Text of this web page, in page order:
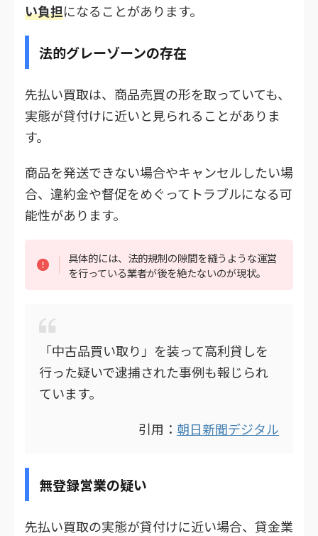
い負担になることがあります。
法的グレーゾーンの存在
先払い買取は、商品売買の形を取っていても、
実態が貸付けに近いと見られることがありま
す。
商品を発送できない場合やキャンセルしたい場
合、違約金や督促をめぐってトラブルになる可
能性があります。
具体的には、法的規制の隙間を縫うような運営
を行っている業者が後を絶たないのが現状。
「中古品買い取り」を装って高利貸しを
行った疑いで逮捕された事例も報じられ
ています。
引用： 朝日新聞デジタル
無登録営業の疑い
先払い買取の実態が貸付けに近い場合、貸金業